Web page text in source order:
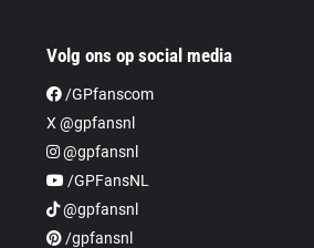
Volg ons op social media
/GPfanscom
X @gpfansnl
@gpfansnl
/GPFansNL
@gpfansnl
/gpfansnl